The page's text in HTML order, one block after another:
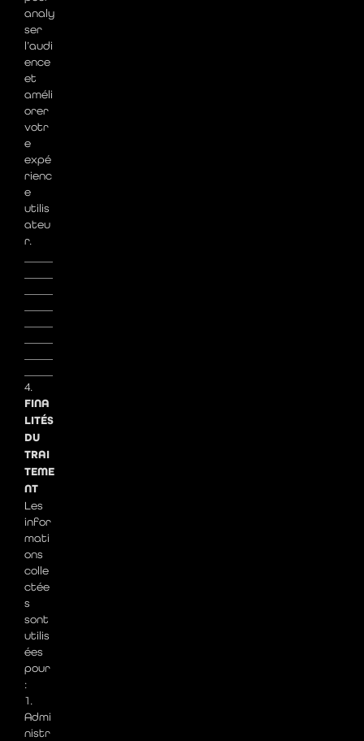
analy
ser
l’audi
ence
et
améli
orer
votr
e
expé
rienc
e
utilis
ateu
r.
4.
FINA
LITÉS
DU
TRAI
TEME
NT
Les
infor
mati
ons
colle
ctée
s
sont
utilis
ées
pour
:
1.
Admi
nistr